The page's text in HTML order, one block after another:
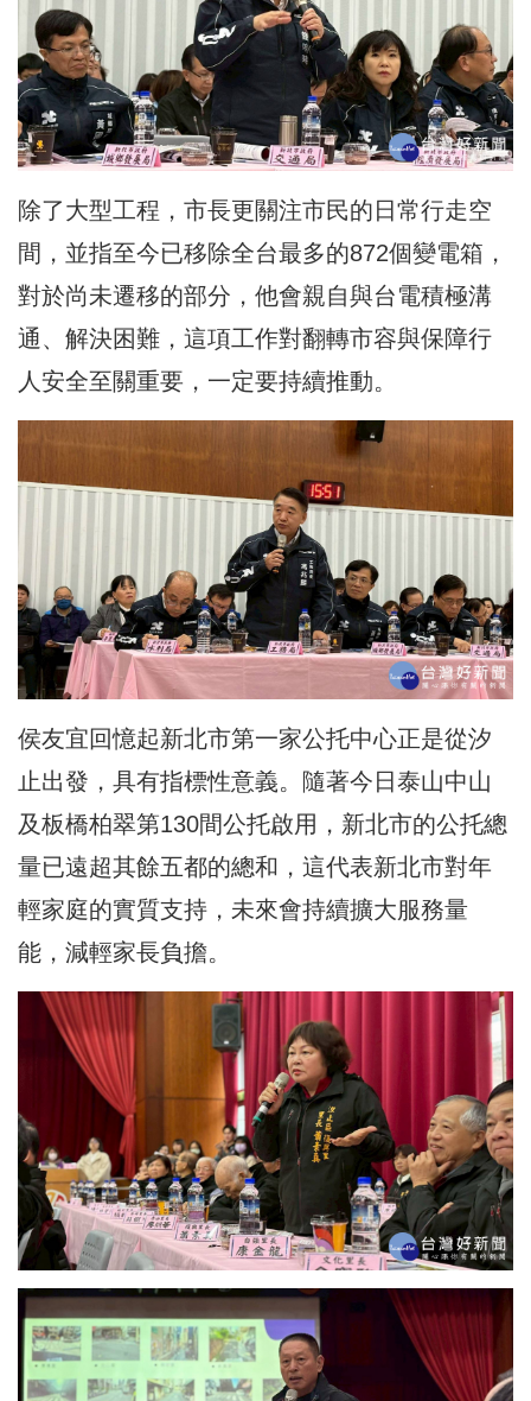
除了大型工程，市長更關注市民的日常行走空
間，並指至今已移除全台最多的872個變電箱，
對於尚未遷移的部分，他會親自與台電積極溝
通、解決困難，這項工作對翻轉市容與保障行
人安全至關重要，一定要持續推動。
侯友宜回憶起新北市第一家公托中心正是從汐
止出發，具有指標性意義。隨著今日泰山中山
及板橋柏翠第130間公托啟用，新北市的公托總
量已遠超其餘五都的總和，這代表新北市對年
輕家庭的實質支持，未來會持續擴大服務量
能，減輕家長負擔。